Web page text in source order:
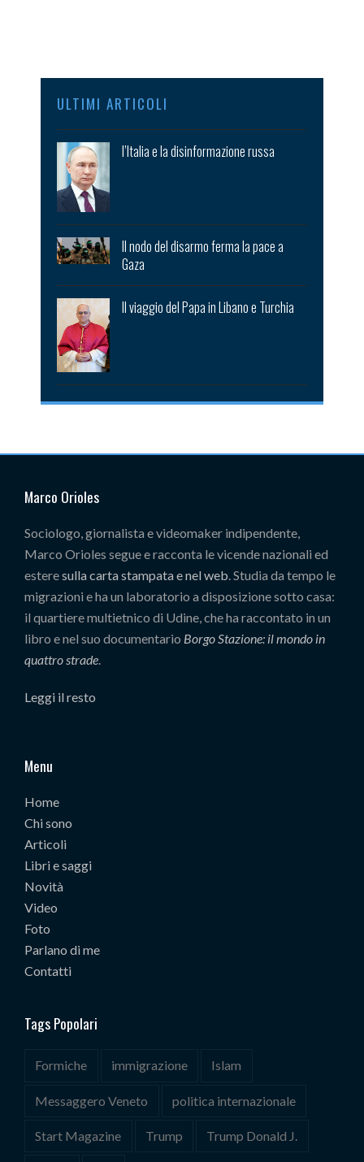
ULTIMI ARTICOLI
l’Italia e la disinformazione russa
Il nodo del disarmo ferma la pace a
Gaza
Il viaggio del Papa in Libano e Turchia
Marco Orioles
Sociologo, giornalista e videomaker indipendente,
Marco Orioles segue e racconta le vicende nazionali ed
esteresulla carta stampata e nel web. Studia da tempo le
migrazioni e ha un laboratorio a disposizione sotto casa:
il quartiere multietnico di Udine, che ha raccontato in un
libro e nel suo documentario Borgo Stazione: il mondo in
quattro strade.
Leggi il resto
Menu
Home
Chi sono
Articoli
Libri e saggi
Novità
Video
Foto
Parlano di me
Contatti
Tags Popolari
Formiche immigrazione Islam
Messaggero Veneto politica internazionale
Start Magazine Trump Trump Donald J.